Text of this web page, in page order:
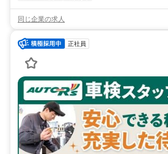
同じ企業の求人
正社員